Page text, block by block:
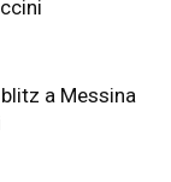
a Messina